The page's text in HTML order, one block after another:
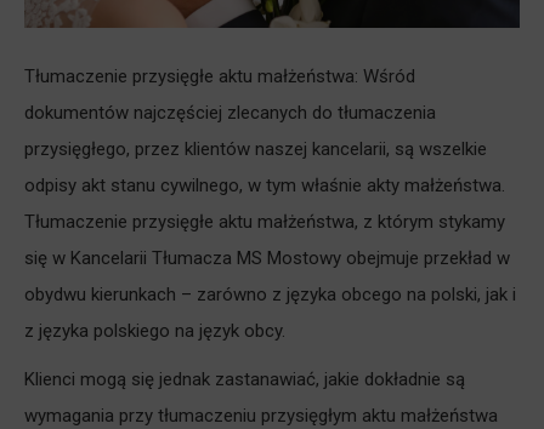
Tłumaczenie przysięgłe aktu małżeństwa: Wśród
dokumentów najczęściej zlecanych do tłumaczenia
przysięgłego, przez klientów naszej kancelarii, są wszelkie
odpisy akt stanu cywilnego, w tym właśnie akty małżeństwa.
Tłumaczenie przysięgłe aktu małżeństwa, z którym stykamy
się w Kancelarii Tłumacza MS Mostowy obejmuje przekład w
obydwu kierunkach – zarówno z języka obcego na polski, jak i
z języka polskiego na język obcy.
Klienci mogą się jednak zastanawiać, jakie dokładnie są
wymagania przy tłumaczeniu przysięgłym aktu małżeństwa